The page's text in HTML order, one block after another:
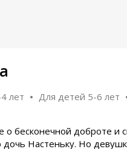
лет Для детей 5-6 лет
о бесконечной доброте
Настеньку. Но